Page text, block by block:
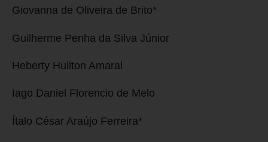
Giovanna de Oliveira de Brito*
Guilherme Penha da Silva Júnior
Heberty Huilton Amaral
Iago Daniel Florencio de Melo
Ítalo César Araújo Ferreira*